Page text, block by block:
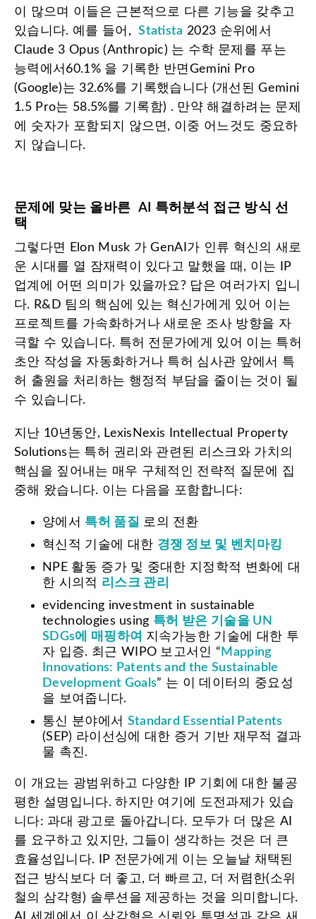
이 많으며 이들은 근본적으로 다른 기능을 갖추고
있습니다. 예를 들어,Statista 2023 순위에서
Claude 3 Opus (Anthropic) 는 수학 문제를 푸는
능력에서60.1% 을 기록한 반면Gemini Pro
(Google)는 32.6%를 기록했습니다 (개선된 Gemini
1.5 Pro는 58.5%를 기록함) . 만약 해결하려는 문제
에 숫자가 포함되지 않으면, 이중 어느것도 중요하
지 않습니다.
문제에 맞는 올바른 AI 특허분석 접근 방식 선
택
그렇다면 Elon Musk 가 GenAI가 인류 혁신의 새로
운 시대를 열 잠재력이 있다고 말했을 때, 이는 IP
업계에 어떤 의미가 있을까요? 답은 여러가지 입니
다. R&D 팀의 핵심에 있는 혁신가에게 있어 이는
프로젝트를 가속화하거나 새로운 조사 방향을 자
극할 수 있습니다. 특허 전문가에게 있어 이는 특허
초안 작성을 자동화하거나 특허 심사관 앞에서 특
허 출원을 처리하는 행정적 부담을 줄이는 것이 될
수 있습니다.
지난 10년동안, LexisNexis Intellectual Property
Solutions는 특허 권리와 관련된 리스크와 가치의
핵심을 짚어내는 매우 구체적인 전략적 질문에 집
중해 왔습니다. 이는 다음을 포함합니다:
양에서 특허 품질 로의 전환
혁신적 기술에 대한 경쟁 정보 및 벤치마킹
NPE 활동 증가 및 중대한 지정학적 변화에 대
한 시의적 리스크 관리
evidencing investment in sustainable
technologies using 특허 받은 기술을 UN
SDGs에 매핑하여 지속가능한 기술에 대한 투
자 입증. 최근 WIPO 보고서인 “ Mapping
Innovations: Patents and the Sustainable
Development Goals” 는 이 데이터의 중요성
을 보여줍니다.
통신 분야에서 Standard Essential Patents
(SEP) 라이선싱에 대한 증거 기반 재무적 결과
물 촉진.
이 개요는 광범위하고 다양한 IP 기회에 대한 불공
평한 설명입니다. 하지만 여기에 도전과제가 있습
니다: 과대 광고로 돌아갑니다. 모두가 더 많은 AI
를 요구하고 있지만, 그들이 생각하는 것은 더 큰
효율성입니다. IP 전문가에게 이는 오늘날 채택된
접근 방식보다 더 좋고, 더 빠르고, 더 저렴한(소위
철의 삼각형) 솔루션을 제공하는 것을 의미합니다.